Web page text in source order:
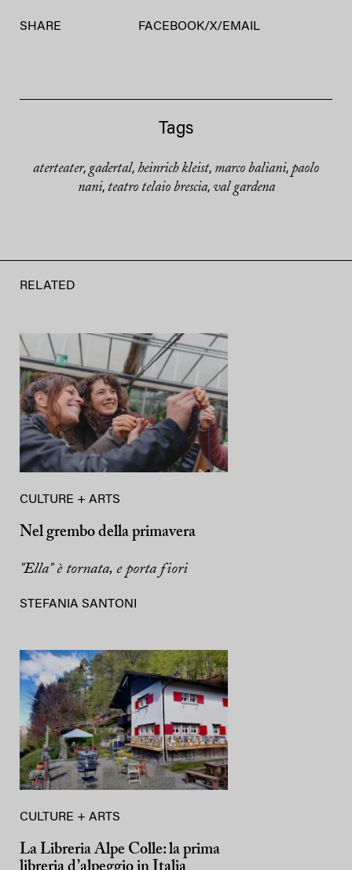
SHARE FACEBOOK/X/ EMAIL
Tags
aterteater, gadertal, heinrich kleist, marco baliani, paolo
nani, teatro telaio brescia, val gardena
RELATED
CULTURE + ARTS
Nel grembo della primavera
"Ella" è tornata, e porta fiori
STEFANIA SANTONI
CULTURE + ARTS
La Libreria Alpe Colle: la prima